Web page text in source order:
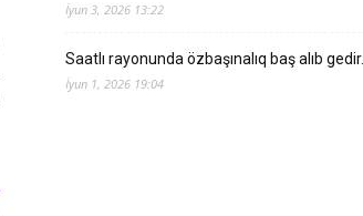
İyun 3, 2026 13:22
Saatlı rayonunda özbaşınalıq baş alıb gedir…
İyun 1, 2026 19:04